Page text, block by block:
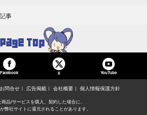
記事
Facebook X YouTube
お問合せ 広告掲載 会社概要 個人情報保護方針
品/サービスを購入、契約した場合に、
弊社サイトに還元されることがあります。